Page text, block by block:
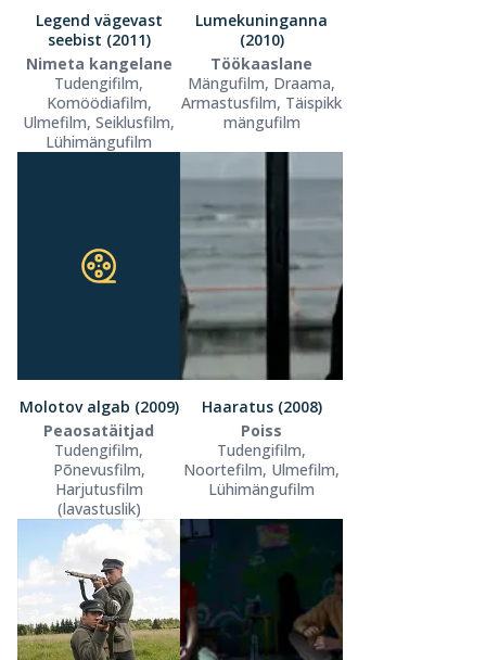
Legend vägevast
seebist (2011)
Nimeta kangelane
Tudengifilm,
Komöödiafilm,
Ulmefilm, Seiklusfilm,
Lühimängufilm
Lumekuninganna
(2010)
Töökaaslane
Mängufilm, Draama,
Armastusfilm, Täispikk
mängufilm
Molotov algab (2009)
Peaosatäitjad
Tudengifilm,
Põnevusfilm,
Harjutusfilm
(lavastuslik)
Haaratus (2008)
Poiss
Tudengifilm,
Noortefilm, Ulmefilm,
Lühimängufilm